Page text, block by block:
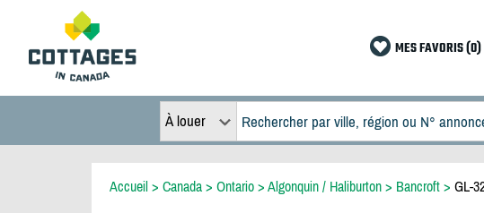
MES FAVORIS (0)
À louer
Accueil > Canada > Ontario > Algonquin / Haliburton > Bancroft > GL-